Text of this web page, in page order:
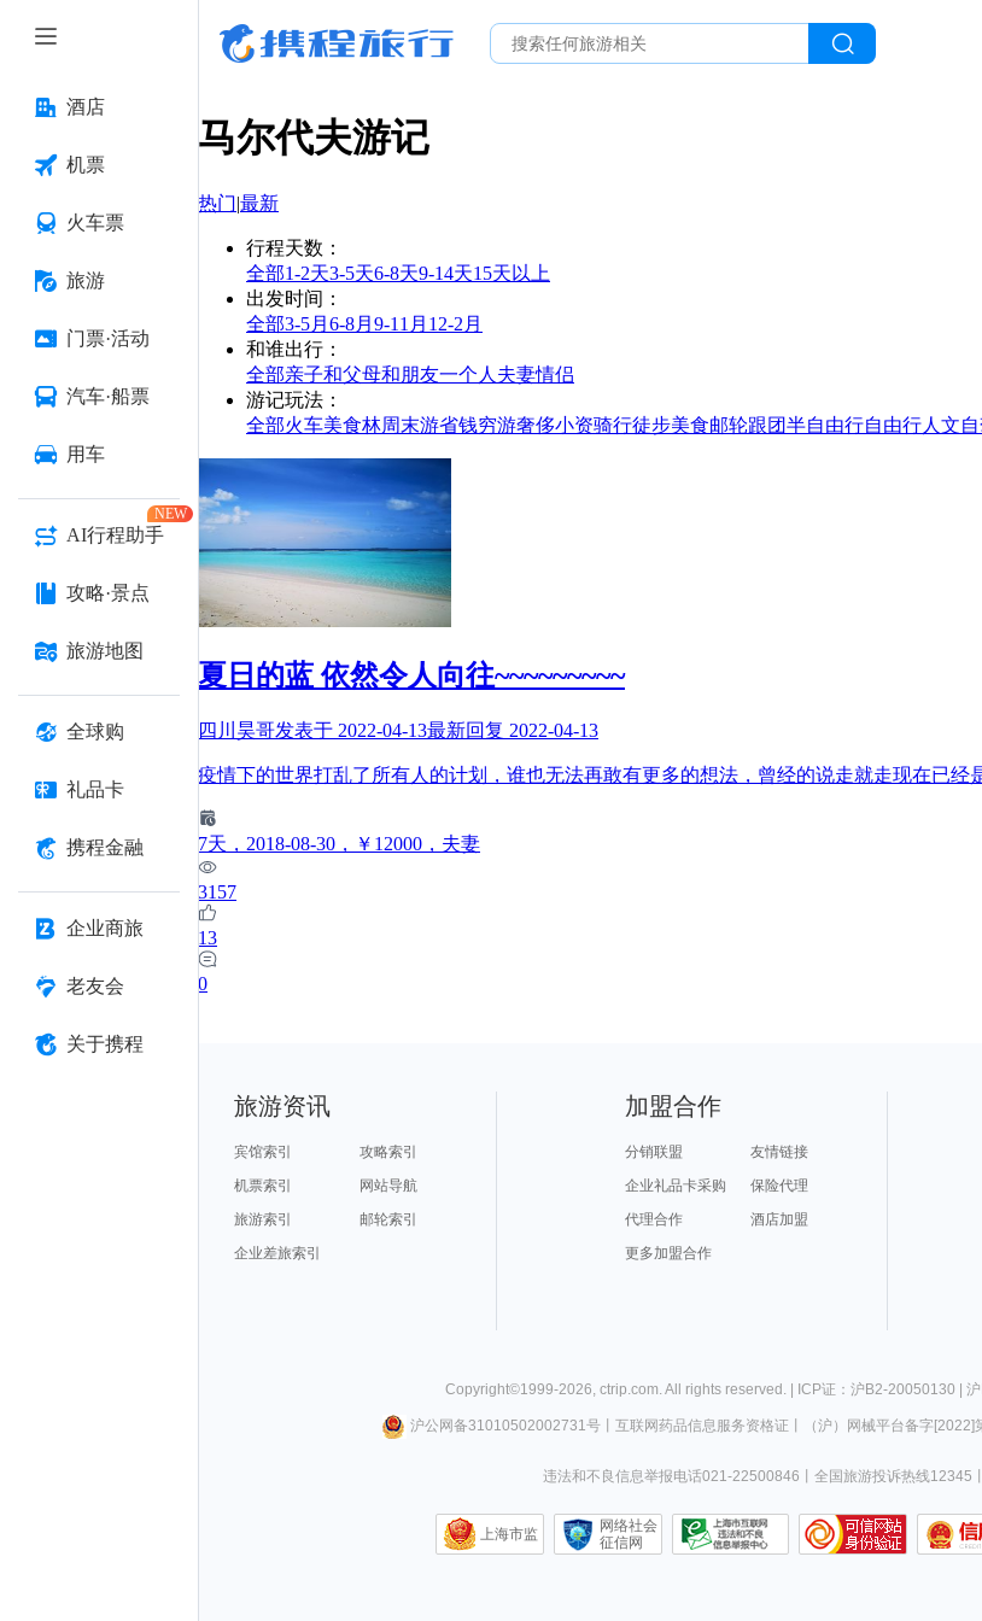
酒店
机票
火车票
旅游
门票·活动
汽车·船票
用车
AI行程助手
NEW
攻略·景点
旅游地图
全球购
礼品卡
携程金融
企业商旅
老友会
关于携程
马尔代夫游记
热门|最新
行程天数 ：
全部1-2天3-5天6-8天9-14天15天以上
出发时间 ：
全部3-5月 6-8月 9-11月 12-2月
和谁出行 ：
全部亲子和父母和朋友一个人 夫妻情侣
游记玩法 ：
全部火车美食林周末游省钱穷游奢侈小资骑行徒步美食邮轮跟团半自由行自由行人文
夏日的蓝 依然令人向往~~~~~~~~~
四川昊哥发表于 2022-04-13最新回复 2022-04-13
疫情下的世界打乱了所有人的计划，谁也无法再敢有更多的想法，曾经的说走就走现在已经
7天 ，2018-08-30 ，￥12000 ，夫妻
3157
13
0
旅游资讯
宾馆索引
攻略索引
机票索引
网站导航
旅游索引
邮轮索引
企业差旅索引
加盟合作
分销联盟
友情链接
企业礼品卡采购
保险代理
代理合作
酒店加盟
更多加盟合作
Copyright©1999-2026 ctrip.com . All rights reserved. | ICP证：沪B2-20050130 |
沪公网备31010502002731号丨 互联网药品信息服务资格证 （沪）网械平台备字[2022]
违法和不良信息举报电话021-22500846 全国旅游投诉热线12345
上海市监
网络社会
征信网